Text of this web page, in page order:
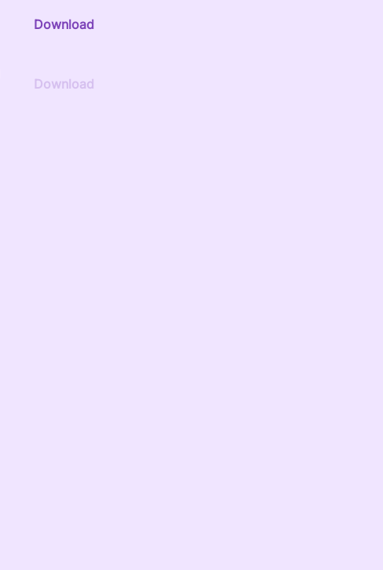
Download
Download